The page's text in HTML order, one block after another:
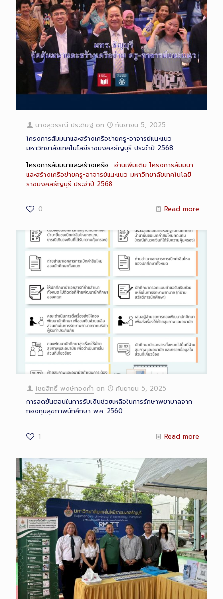
นางสุวรรณี ประดิษฐ on
กันยายน 5, 2025
โครงการสัมมนาและสร้างเครือข่ายครู-อาจารย์แนะแนว
มหาวิทยาลัยเทคโนโลยีราชมงคลธัญบุรี ประจำปี 2568
โครงการสัมมนาและสร้างเครือ… อ่านเพิ่มเติม โครงการสัมมนา
และสร้างเครือข่ายครู-อาจารย์แนะแนว มหาวิทยาลัยเทคโนโลยี
ราชมงคลธัญบุรี ประจำปี 2568
0 Read more
ไชยสิทธิ์ พงษ์ทองคำ on
กันยายน 5, 2025
การลดขั้นตอนในการรับเงินช่วยเหลือในการรักษาพยาบาลจาก
กองทุนสุขภาพนักศึกษา พ.ศ. 2560
1 Read more